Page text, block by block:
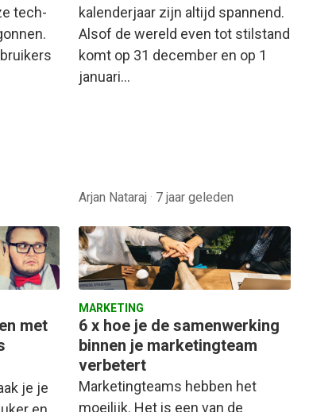
tech-
kalenderjaar zijn altijd spannend.
Alsof de wereld even tot stilstand
komt op 31 december en op 1
januari…
Arjan Nataraj · 7 jaar geleden
met
je je
MARKETING
6 x hoe je de samenwerking
binnen je marketingteam
verbetert
Marketingteams hebben het
moeilijk. Het is een van de